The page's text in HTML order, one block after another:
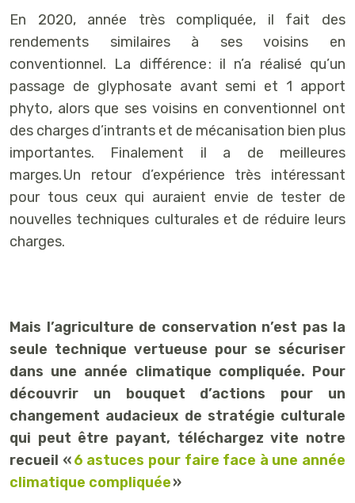
En 2020, année très compliquée, il fait des
rendements similaires à ses voisins en
conventionnel. La différence : il n’a réalisé qu’un
passage de glyphosate avant semi et 1 apport
phyto, alors que ses voisins en conventionnel ont
des charges d’intrants et de mécanisation bien plus
importantes. Finalement il a de meilleures
marges. Un retour d’expérience très intéressant
pour tous ceux qui auraient envie de tester de
nouvelles techniques culturales et de réduire leurs
charges.
Mais l’agriculture de conservation n’est pas la
seule technique vertueuse pour se sécuriser
dans une année climatique compliquée. Pour
découvrir un bouquet d’actions pour un
changement audacieux de stratégie culturale
qui peut être payant, téléchargez vite notre
recueil «6 astuces pour faire face à une année
climatique compliquée»